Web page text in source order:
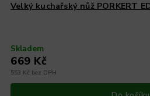
Velký kuchařský nůž PORKERT
Skladem
553 Kč bez DPH
669 Kč